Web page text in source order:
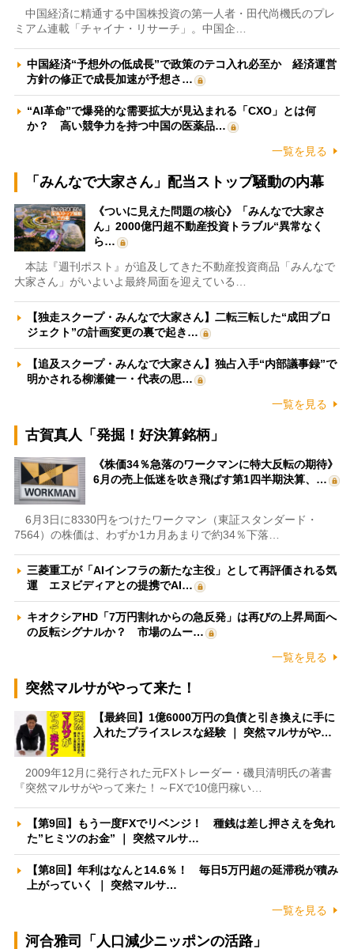
中国経済に精通する中国株投資の第一人者・田代尚機氏のプレ
ミアム連載「チャイナ・リサーチ」。中国企…
中国経済“予想外の低成長”で政策のテコ入れ必至か 経済運営
方針の修正で成長加速が予想さ…
“AI革命”で爆発的な需要拡大が見込まれる「CXO」とは何
か？ 高い競争力を持つ中国の医薬品…
一覧を見る
「みんなで大家さん」配当ストップ騒動の内幕
《ついに見えた問題の核心》「みんなで大家さ
ん」2000億円超不動産投資トラブル“異常なく
ら…
本誌『週刊ポスト』が追及してきた不動産投資商品「みんなで
大家さん」がいよいよ最終局面を迎えている…
【独走スクープ・みんなで大家さん】二転三転した“成田プロ
ジェクト”の計画変更の裏で起き…
【追及スクープ・みんなで大家さん】独占入手“内部議事録”で
明かされる柳瀬健一・代表の思…
一覧を見る
古賀真人「発掘！好決算銘柄」
《株価34％急落のワークマンに特大反転の期待》
6月の売上低迷を吹き飛ばす第1四半期決算、…
6月3日に8330円をつけたワークマン（東証スタンダード・
7564）の株価は、わずか1カ月あまりで約34％下落…
三菱重工が「AIインフラの新たな主役」として再評価される気
運 エヌビディアとの提携でAI…
キオクシアHD「7万円割れからの急反発」は再びの上昇局面へ
の反転シグナルか？ 市場のムー…
一覧を見る
突然マルサがやって来た！
【最終回】1億6000万円の負債と引き換えに手に
入れたプライスレスな経験 ｜ 突然マルサがや…
2009年12月に発行された元FXトレーダー・磯貝清明氏の著書
『突然マルサがやって来た！～FXで10億円稼い…
【第9回】もう一度FXでリベンジ！ 種銭は差し押さえを免れ
た”ヒミツのお金” ｜ 突然マルサ…
【第8回】年利はなんと14.6％！ 毎日5万円超の延滞税が積み
上がっていく ｜ 突然マルサ…
一覧を見る
河合雅司「人口減少ニッポンの活路」